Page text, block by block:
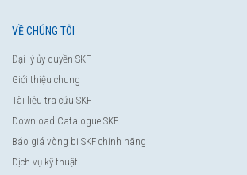
VỀ CHÚNG TÔI
Đại lý ủy quyền SKF
Giới thiệu chung
Tài liệu tra cứu SKF
Download Catalogue SKF
Báo giá vòng bi SKF chính hãng
Dịch vụ kỹ thuật